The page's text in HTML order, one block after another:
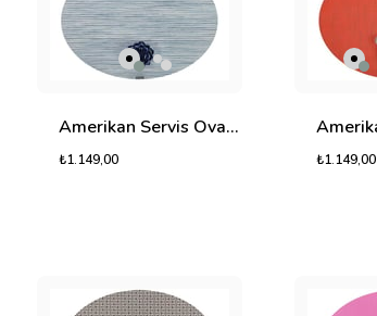
Amerikan Servis Oval Illusion
₺1.149,00 ₺1.149,00